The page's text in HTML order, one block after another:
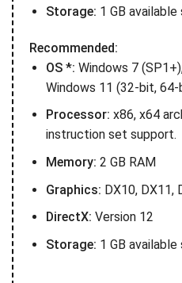
Storage: 1 GB available
Recommended:
OS *: Windows 7
Windows 11 (32-bit,
Processor: x86, x64
instruction set support.
Memory: 2 GB RAM
Graphics: DX10, DX11,
DirectX: Version 12
Storage: 1 GB available